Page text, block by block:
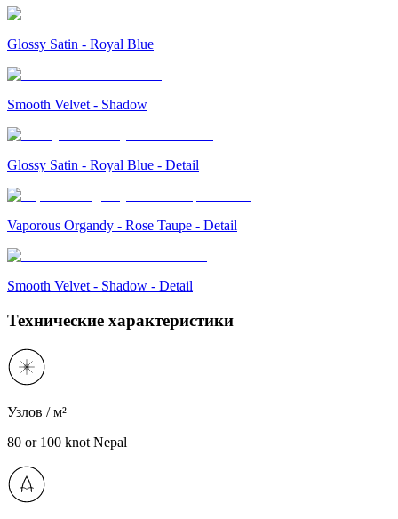
Glossy Satin - Royal Blue
Smooth Velvet - Shadow
Glossy Satin - Royal Blue - Detail
Vaporous Organdy - Rose Taupe - Detail
Smooth Velvet - Shadow - Detail
Технические характеристики
Узлов / м²
80 or 100 knot Nepal